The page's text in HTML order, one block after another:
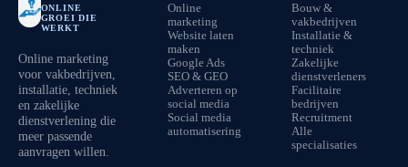
ONLINE
GROEI DIE
WERKT
Online marketing
voor vakbedrijven,
installatie, techniek
en zakelijke
dienstverlening die
meer passende
aanvragen willen.
Online
marketing
Website laten
maken
Google Ads
SEO & GEO
Adverteren op
social media
Social media
automatisering
Bouw &
vakbedrijven
Installatie &
techniek
Zakelijke
dienstverleners
Facilitaire
bedrijven
Recruitment
Alle
specialisaties